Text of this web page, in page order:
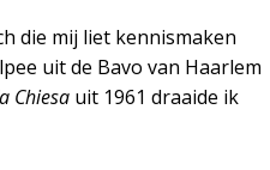
die mij liet kennismaken
uit de Bavo van Haarlem
Chiesa uit 1961 draaide ik